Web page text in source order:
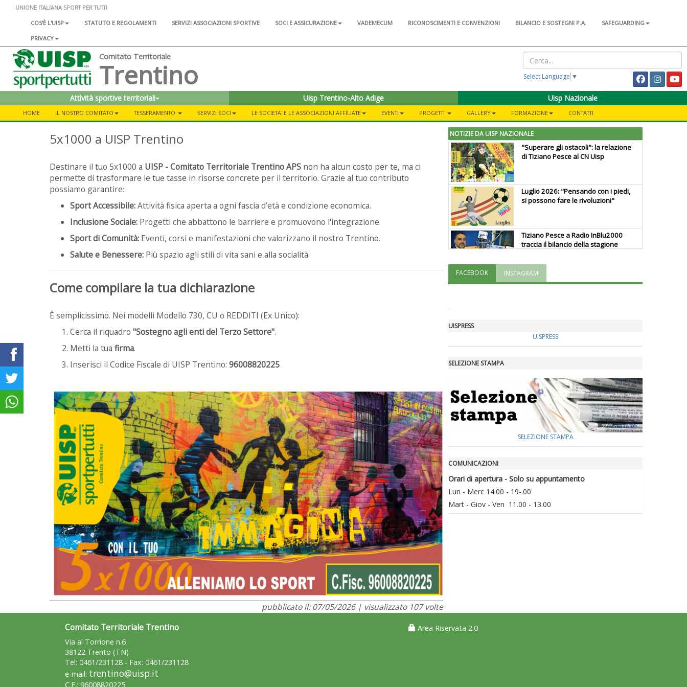
UNIONE ITALIANA SPORT PER TUTTI
COS'È L'UISP
STATUTO E REGOLAMENTI SERVIZI ASSOCIAZIONI SPORTIVE SOCI E ASSICURAZIONE VADEMECUM RICONOSCIMENTI E CONVENZIONI BILANCIO E SOSTEGNI P.A.
SAFEGUARDING
PRIVACY
Comitato Territoriale
Trentino Select Language ▼
Attività sportive territoriali Uisp Trentino-Alto Adige Uisp Nazionale
HOME IL NOSTRO COMITATO TESSERAMENTO SERVIZI SOCI LE SOCIETA' E LE ASSOCIAZIONI AFFILIATE EVENTI PROGETTI GALLERY FORMAZIONE CONTATTI
5x1000 a UISP Trentino
Destinare il tuo 5x1000 a UISP - Comitato Territoriale Trentino APS non ha alcun costo per te, ma ci
permette di trasformare le tue tasse in risorse concrete per il territorio. Grazie al tuo contributo
possiamo garantire:
Sport Accessibile:Attività fisica aperta a ogni fascia d’età e condizione economica.
Inclusione Sociale: Progetti che abbattono le barriere e promuovono l'integrazione.
Sport di Comunità: Eventi, corsi e manifestazioni che valorizzano il nostro Trentino.
Salute e Benessere: Più spazio agli stili di vita sani e alla socialità.
Come compilare la tua dichiarazione
È semplicissimo. Nei modelli Modello 730, CU o REDDITI (Ex Unico):
Cerca il riquadro "Sostegno agli enti del Terzo Settore".
Metti la tua firma.
Inserisci il Codice Fiscale di UISP Trentino: 96008820225
pubblicato il: 07/05/2026 | visualizzato 107 volte
NOTIZIE DA UISP NAZIONALE
"Superare gli ostacoli": la relazione
di Tiziano Pesce al CN Uisp
Luglio 2026: "Pensando con i piedi,
si possono fare le rivoluzioni"
Tiziano Pesce a Radio InBlu2000
traccia il bilancio della stagione
a Roma
FACEBOOK INSTAGRAM
UISPRESS
UISPRESS
SELEZIONE STAMPA
SELEZIONE STAMPA
COMUNICAZIONI
Orari di apertura - Solo su appuntamento
Lun - Merc 14.00 - 19-.00
Mart - Giov - Ven 11.00 - 13.00
Comitato Territoriale Trentino
Via al Torrione n.6
38122 Trento (TN)
Tel: 0461/231128 - Fax: 0461/231128
e-mail: trentino@uisp.it
C.F.: 96008820225
Area Riservata 2.0